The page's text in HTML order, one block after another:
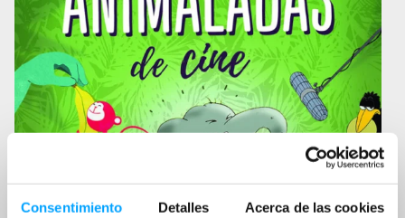
Consentimiento Detalles Acerca de las cookies